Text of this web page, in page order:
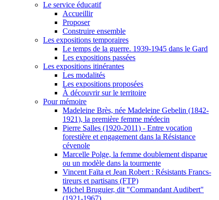
Le service éducatif
Accueillir
Proposer
Construire ensemble
Les expositions temporaires
Le temps de la guerre. 1939-1945 dans le Gard
Les expositions passées
Les expositions itinérantes
Les modalités
Les expositions proposées
À découvrir sur le territoire
Pour mémoire
Madeleine Brès, née Madeleine Gebelin (1842-
1921), la première femme médecin
Pierre Salles (1920-2011) - Entre vocation
forestière et engagement dans la Résistance
cévenole
Marcelle Polge, la femme doublement disparue
ou un modèle dans la tourmente
Vincent Faïta et Jean Robert : Résistants Francs-
tireurs et partisans (FTP)
Michel Bruguier, dit "Commandant Audibert"
(1921-1967)